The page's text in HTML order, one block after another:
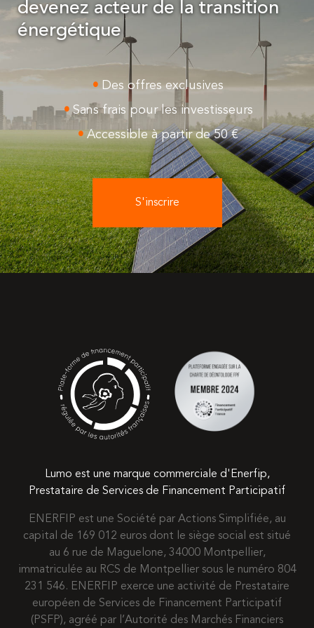
devenez acteur de la transition
énergétique
Des offres exclusives
Sans frais pour les investisseurs
Accessible à partir de 50 €
S'inscrire
Lumo est une marque commerciale d'Enerfip,
Prestataire de Services de Financement Participatif
ENERFIP est une Société par Actions Simplifiée, au
capital de 169 012 euros dont le siège social est situé
au 6 rue de Maguelone, 34000 Montpellier,
immatriculée au RCS de Montpellier sous le numéro 804
231 546. ENERFIP exerce une activité de Prestataire
européen de Services de Financement Participatif
(PSFP), agréé par l’Autorité des Marchés Financiers